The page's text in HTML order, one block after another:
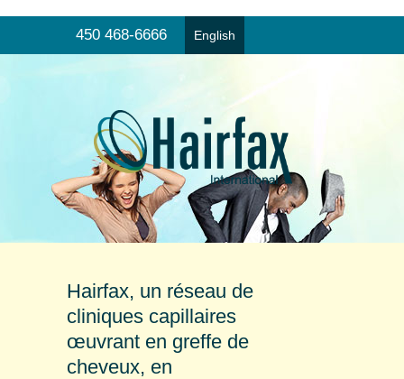
450 468-6666 English
Prothèse capillaire
Produits et prévention
Consultation en ligne
Trouver une clinique
Hairfax, un réseau de
cliniques capillaires
œuvrant en greffe de
cheveux, en